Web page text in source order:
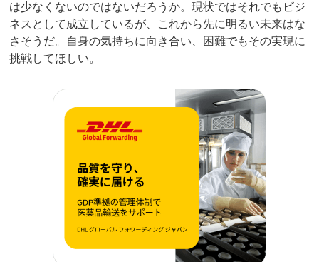
は少なくないのではないだろうか。現状ではそれでもビジ
ネスとして成立しているが、これから先に明るい未来はな
さそうだ。自身の気持ちに向き合い、困難でもその実現に
挑戦してほしい。